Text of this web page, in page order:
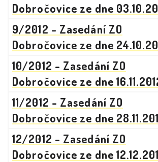
Dobročovice ze dne
9/2012 - Zasedání ZO
Dobročovice ze dne
10/2012 - Zasedání ZO
Dobročovice ze dne
11/2012 - Zasedání ZO
Dobročovice ze dne
12/2012 - Zasedání ZO
Dobročovice ze dne